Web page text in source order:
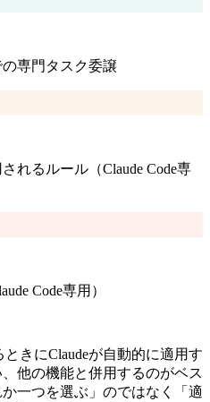
専門タスク委譲
れるルール（Claude Code専
Code専用）
きにClaudeが自動的に適用す
他の機能と併用するのがベス
一つを選ぶ」のではなく「適